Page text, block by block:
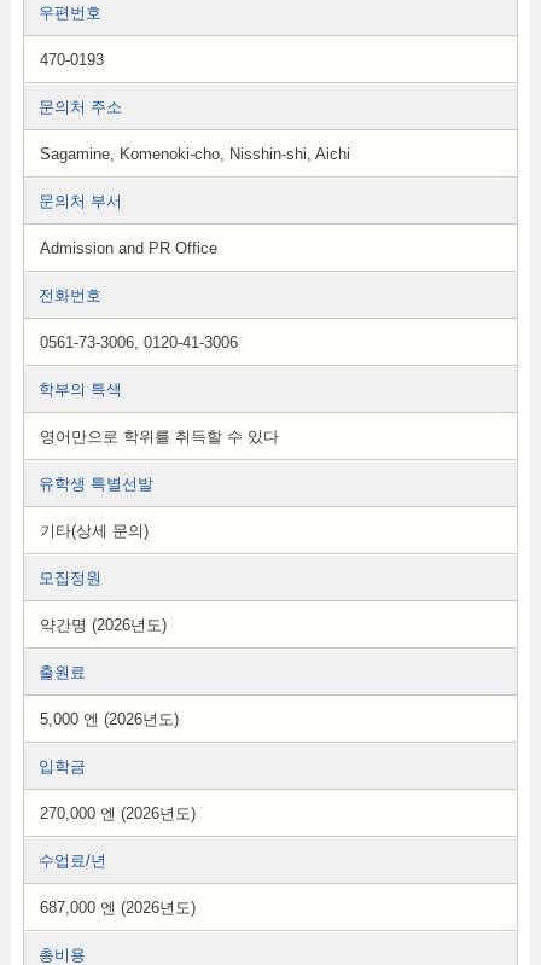
우편번호
470-0193
문의처 주소
Sagamine, Komenoki-cho, Nisshin-shi, Aichi
문의처 부서
Admission and PR Office
전화번호
0561-73-3006, 0120-41-3006
학부의 특색
영어만으로 학위를 취득할 수 있다
유학생 특별선발
기타(상세 문의)
모집정원
약간명 (2026년도)
출원료
5,000 엔 (2026년도)
입학금
270,000 엔 (2026년도)
수업료/년
687,000 엔 (2026년도)
총비용